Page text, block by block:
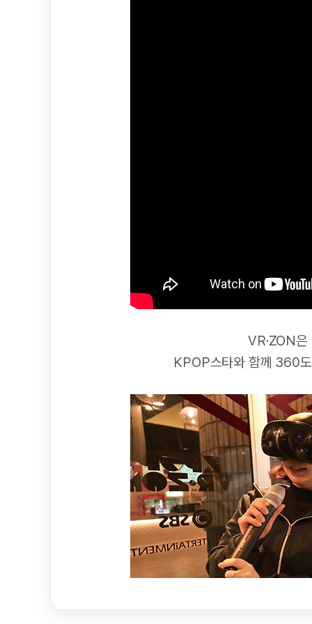
VR·ZON은
KPOP스타와 함께 360도